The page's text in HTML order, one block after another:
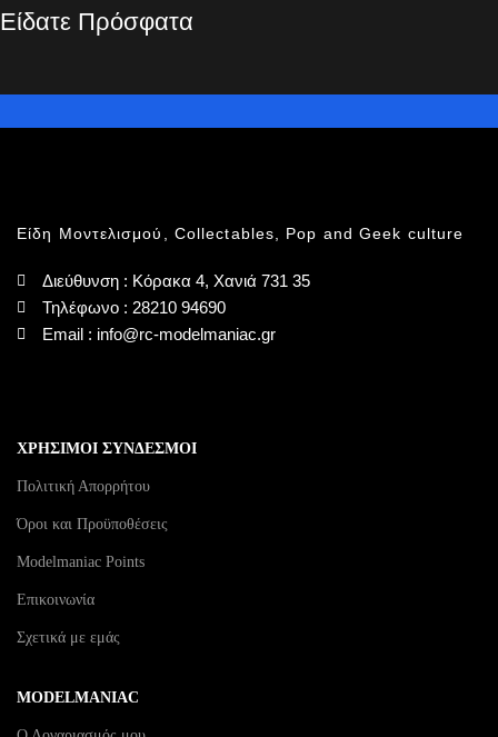
Είδατε Πρόσφατα
Είδη Μοντελισμού, Collectables, Pop and Geek culture
Διεύθυνση : Κόρακα 4, Χανιά 731 35
Τηλέφωνο : 28210 94690
Email : info@rc-modelmaniac.gr
ΧΡΗΣΙΜΟΙ ΣΥΝΔΕΣΜΟΙ
Πολιτική Απορρήτου
Όροι και Προϋποθέσεις
Modelmaniac Points
Επικοινωνία
Σχετικά με εμάς
MODELMANIAC